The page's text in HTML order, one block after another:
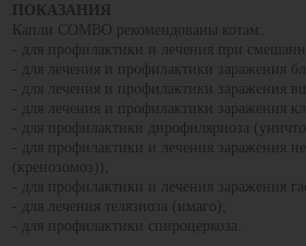
ПОКАЗАНИЯ
Капли COMBO рекомендованы котам:
- для профилактики и лечения при
- для лечения и профилактики заражения
- для лечения и профилактики заражения
- для лечения и профилактики заражения
- для профилактики дирофиляриоза
- для профилактики и лечения заражения
(кренозомоз));
- для профилактики и лечения заражения
- для лечения телязиоза (имаго);
- для профилактики спироцеркоза.